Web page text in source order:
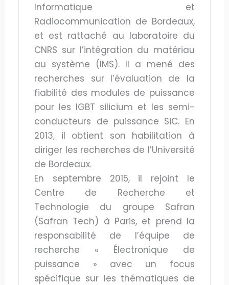
Informatique et
Radiocommunication de Bordeaux,
et est rattaché au laboratoire du
CNRS sur l’intégration du matériau
au système (IMS). Il a mené des
recherches sur l’évaluation de la
fiabilité des modules de puissance
pour les IGBT silicium et les semi-
conducteurs de puissance SiC. En
2013, il obtient son habilitation à
diriger les recherches de l’Université
de Bordeaux.
En septembre 2015, il rejoint le
Centre de Recherche et
Technologie du groupe Safran
(Safran Tech) à Paris, et prend la
responsabilité de l’équipe de
recherche « Électronique de
puissance » avec un focus
spécifique sur les thématiques de